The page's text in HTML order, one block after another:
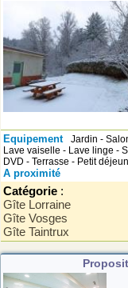
Equipement
Jardin -
Lave vaiselle - Lave linge -
DVD - Terrasse - Petit
A proximité
Catégorie :
Gîte Lorraine
Gîte Vosges
Gîte Taintrux